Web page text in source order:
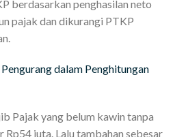
berdasarkan penghasilan neto
pajak dan dikurangi PTKP
dalam Penghitungan
Pajak yang belum kawin tanpa
Rp54 juta. Lalu tambahan sebesar